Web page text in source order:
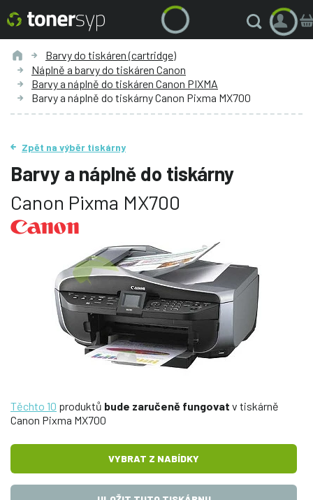
Barvy do tiskáren (cartridge)
Náplně a barvy do tiskáren Canon
Barvy a náplně do tiskáren Canon PIXMA
Barvy a náplně do tiskárny Canon Pixma MX700
Zpět na výběr tiskárny
Barvy a náplně do tiskárny
Canon Pixma MX700
Těchto 10 produktů bude zaručeně fungovat v tiskárně
Canon Pixma MX700
VYBRAT Z NABÍDKY